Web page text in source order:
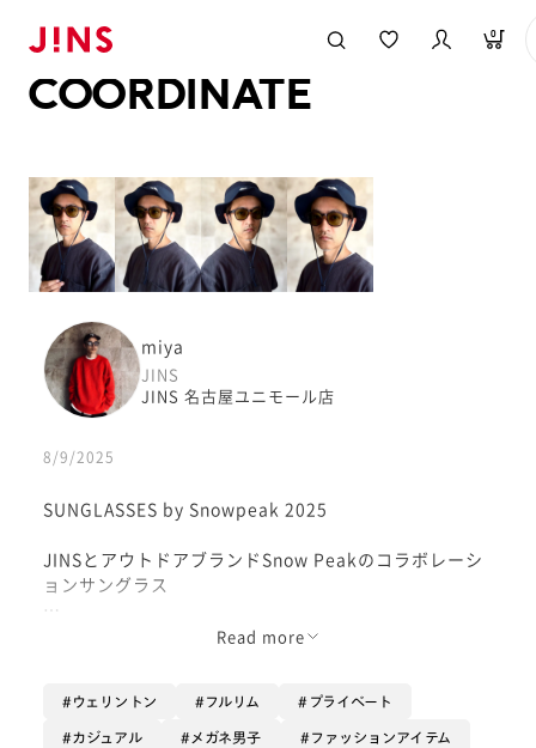
0
COORDINATE
miya
JINS
JINS 名古屋ユニモール店
8/9/2025
SUNGLASSES by Snowpeak 2025
JINSとアウトドアブランドSnow Peakのコラボレーシ
ョンサングラス
ハイコントラストグリーンレンズ
を合わせた上品な一本
Read more
ウェリントン フルリム プライベート
カジュアル メガネ男子 ファッションアイテム